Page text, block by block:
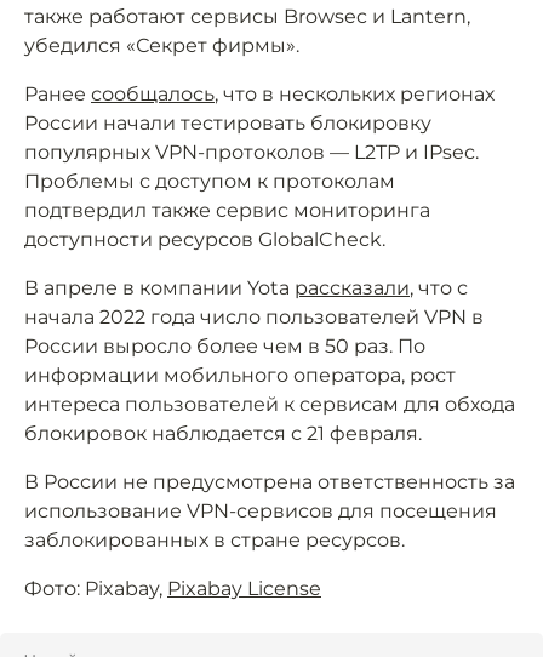
также работают сервисы Browsec и Lantern,
убедился «Секрет фирмы».
Ранее сообщалось, что в нескольких регионах
России начали тестировать блокировку
популярных VPN-протоколов — L2TP и IPsec.
Проблемы с доступом к протоколам
подтвердил также сервис мониторинга
доступности ресурсов GlobalCheck.
В апреле в компании Yota рассказали, что с
начала 2022 года число пользователей VPN в
России выросло более чем в 50 раз. По
информации мобильного оператора, рост
интереса пользователей к сервисам для обхода
блокировок наблюдается с 21 февраля.
В России не предусмотрена ответственность за
использование VPN-сервисов для посещения
заблокированных в стране ресурсов.
Фото: Pixabay, Pixabay License